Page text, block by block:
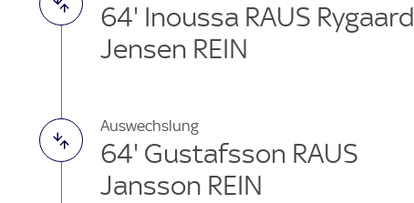
64' Inoussa RAUS Rygaard
Jensen REIN
Auswechslung
64' Gustafsson RAUS
Jansson REIN